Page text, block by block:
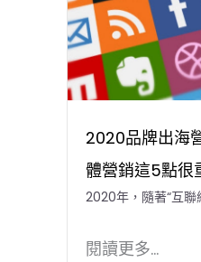
2020品牌出海
體營銷這5點很
2020年，隨著“互聯
閱讀更多...